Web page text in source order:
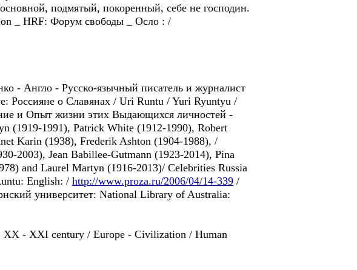
подмятый, покоренный, себе не господин.
_ HRF: Форум свободы _ Осло : /
- Англо - Pусско-язычный писатель и журналист
o Славянax / Uri Runtu / Yuri Ryuntyu /
и Опыт жизни этих Выдающихся личностей -
(1919-1991), Patrick White (1912-1990), Robert
Karin (1938), Frederik Ashton (1904-1988), /
2003), Jean Babillee-Gutmann (1923-2014), Pina
and Laurel Martyn (1916-2013)/ Celebrities Russia
English: / http://www.proza.ru/2006/04/14-339 /
университет: National Library of Australia:
XX - XXI century / Europe - Civilization / Human